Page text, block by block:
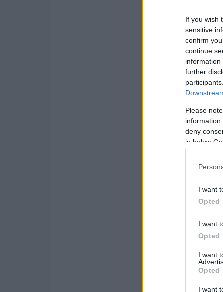
If you wish
sensitive
confirm
continue
information
further
Please
information
deny
in below
I want
Opted
I want
Opted
I want
Opted
I want